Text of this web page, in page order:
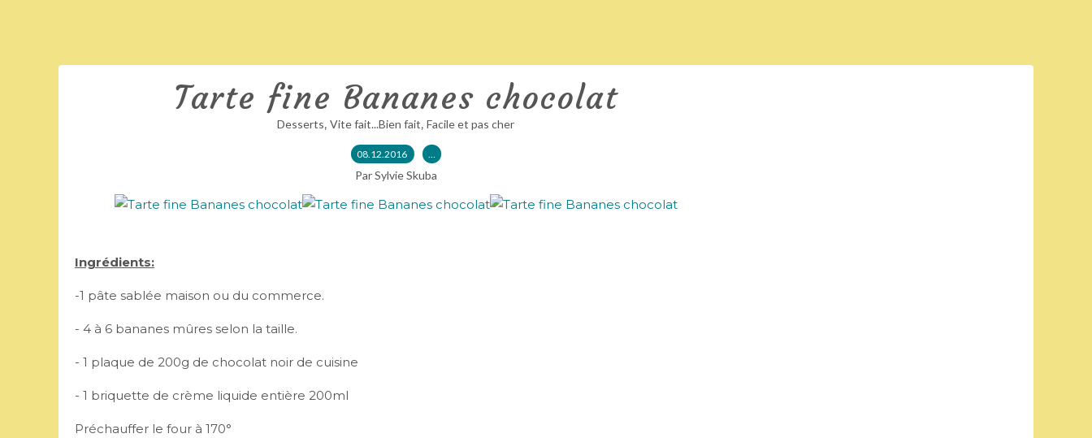
Tarte fine Bananes chocolat
Desserts, Vite fait...Bien fait, Facile et pas cher
08.12.2016 …
Par Sylvie Skuba
Ingrédients:
-1 pâte sablée maison ou du commerce.
- 4 à 6 bananes mûres selon la taille.
- 1 plaque de 200g de chocolat noir de cuisine
- 1 briquette de crème liquide entière 200ml
Préchauffer le four à 170°